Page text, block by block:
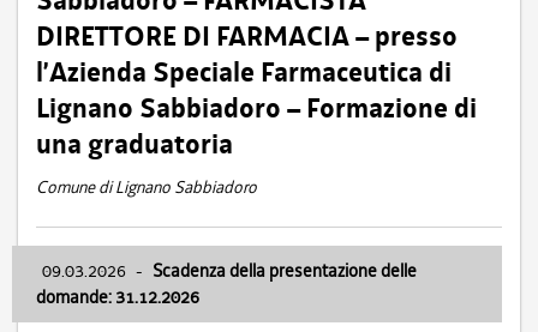
DIRETTORE DI FARMACIA – presso
l’Azienda Speciale Farmaceutica di
Lignano Sabbiadoro – Formazione di
una graduatoria
Comune di Lignano Sabbiadoro
09.03.2026 - Scadenza della presentazione delle
domande: 31.12.2026